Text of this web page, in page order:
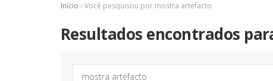
Início › Você pesquisou por mostra artefacto
Resultados encontrados